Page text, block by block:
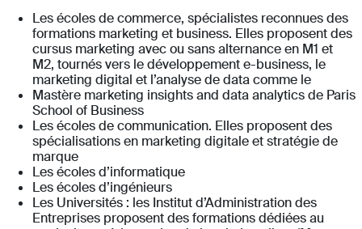
Les écoles de commerce, spécialistes reconnues des
formations marketing et business. Elles proposent des
cursus marketing avec ou sans alternance en M1 et
M2, tournés vers le développement e-business, le
marketing digital et l’analyse de data comme le
Mastère marketing insights and data analytics de Paris
School of Business
Les écoles de communication. Elles proposent des
spécialisations en marketing digitale et stratégie de
marque
Les écoles d’informatique
Les écoles d’ingénieurs
Les Universités : les Institut d’Administration des
Entreprises proposent des formations dédiées au